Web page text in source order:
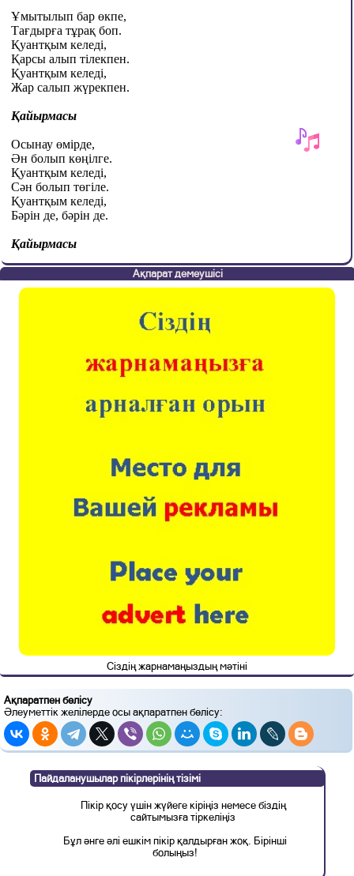
Ұмытылып бар өкпе,
Тағдырға тұрақ боп.
Қуантқым келеді,
Қарсы алып тілекпен.
Қуантқым келеді,
Жар салып жүрекпен.
Қайырмасы
Осынау өмірде,
Ән болып көңілге.
Қуантқым келеді,
Сән болып төгіле.
Қуантқым келеді,
Бәрін де, бәрін де.
Қайырмасы
Ақпарат демеушісі
Сіздің жарнамаңыздың мәтіні
Ақпаратпен бөлісу
Әлеуметтік желілерде осы ақпаратпен бөлісу:
Пайдаланушылар пікірлерінің тізімі
Пікір қосу үшін жүйеге кіріңіз немесе біздің
сайтымызға тіркеліңіз
Бұл әнге әлі ешкім пікір қалдырған жоқ. Бірінші
болыңыз!